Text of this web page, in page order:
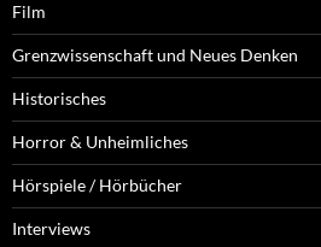
Film
Grenzwissenschaft und Neues Denken
Historisches
Horror & Unheimliches
Hörspiele / Hörbücher
Interviews